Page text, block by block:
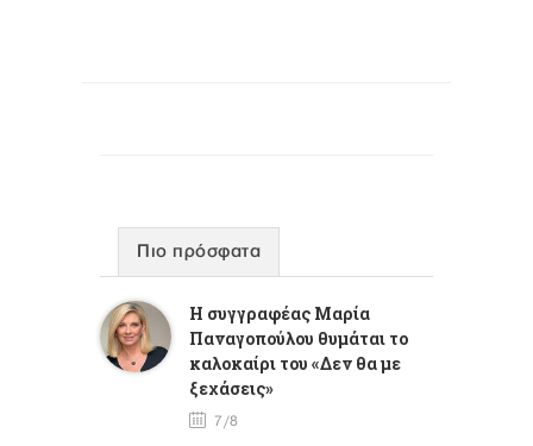
Πιο πρόσφατα
Η συγγραφέας Μαρία
Παναγοπούλου θυμάται το
καλοκαίρι του «Δεν θα με
ξεχάσεις»
7/8